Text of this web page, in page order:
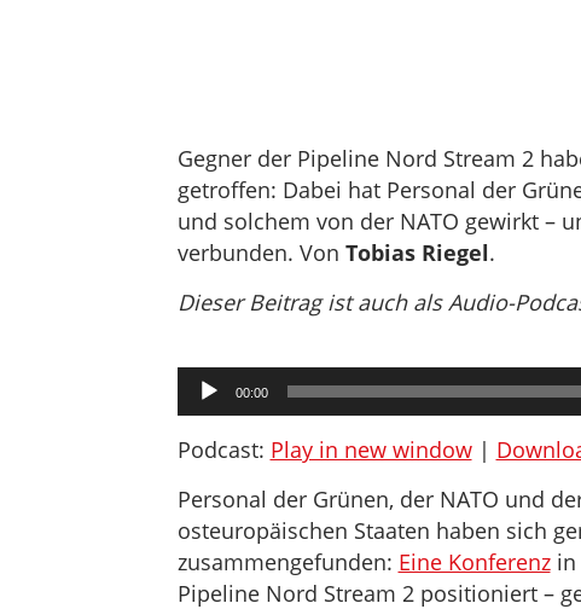
Gegner der Pipeline Nord Stream 2
getroffen: Dabei hat Personal der
und solchem von der NATO gewirkt –
verbunden. Von Tobias Riegel.
Dieser Beitrag ist auch als Audio-
Audio-
Player
00:00
Podcast: Play in new window|
Personal der Grünen, der NATO und
osteuropäischen Staaten haben sich
zusammengefunden: Eine Konferenzin
Pipeline Nord Stream 2 positioniert –